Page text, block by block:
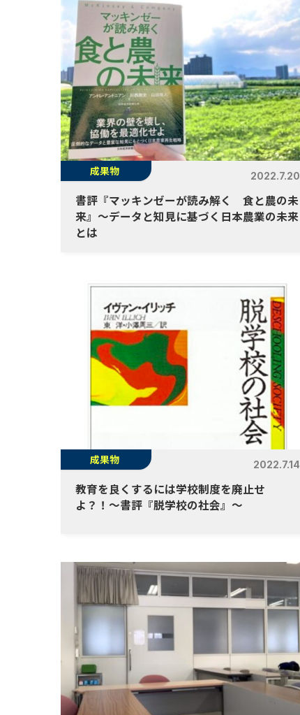
成果物 2022.7.20
書評『マッキンゼーが読み解く 食と農の未
来』〜データと知見に基づく日本農業の未来
とは
成果物 2022.7.14
教育を良くするには学校制度を廃止せ
よ？！〜書評『脱学校の社会』〜